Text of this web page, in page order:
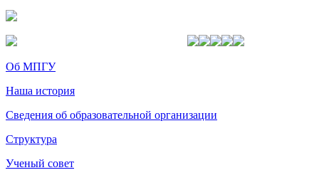
Об МПГУ
Наша история
Сведения об образовательной организации
Структура
Ученый совет